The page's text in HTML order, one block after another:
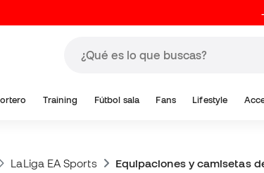
Training Fútbol sala Fans Lifestyle
LaLiga EA Sports Equipaciones y camisetas